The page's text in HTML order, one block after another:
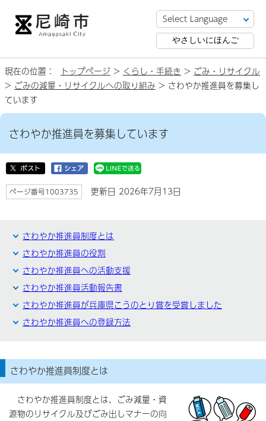
やさしいにほんご
現在の位置： トップページ > くらし・手続き > ごみ・リサイクル
> ごみの減量・リサイクルへの取り組み > さわやか推進員を募集し
ています
さわやか推進員を募集しています
ページ番号1003735 更新日 2026年7月13日
さわやか推進員制度とは
さわやか推進員の役割
さわやか推進員への活動支援
さわやか推進員活動報告書
さわやか推進員が兵庫県こうのとり賞を受賞しました
さわやか推進員への登録方法
さわやか推進員制度とは
さわやか推進員制度とは、ごみ減量・資
源物のリサイクル及びごみ出しマナーの向